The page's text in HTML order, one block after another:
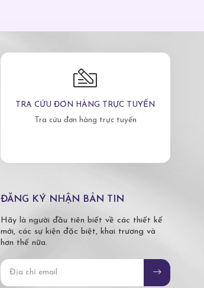
TRA CỨU ĐƠN HÀNG TRỰC TUYẾN
Tra cứu đơn hàng trực tuyến
ĐĂNG KÝ NHẬN BẢN TIN
Hãy là người đầu tiên biết về các thiết kế
mới, các sự kiện đặc biệt, khai trương và
hơn thế nữa.